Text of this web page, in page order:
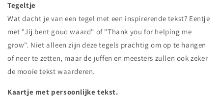
Tegeltje
Wat dacht je van een tegel met een inspirerende tekst? Eentje
met "Jij bent goud waard" of "Thank you for helping me
grow". Niet alleen zijn deze tegels prachtig om op te hangen
of neer te zetten, maar de juffen en meesters zullen ook zeker
de mooie tekst waarderen.
Kaartje met persoonlijke tekst.